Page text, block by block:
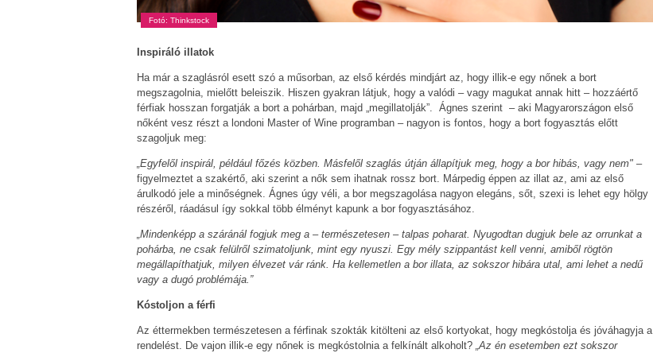
Fotó: Thinkstock
Inspiráló illatok
Ha már a szaglásról esett szó a műsorban, az első kérdés mindjárt az, hogy illik-e egy nőnek a bort
megszagolnia, mielőtt beleiszik. Hiszen gyakran látjuk, hogy a valódi – vagy magukat annak hitt – hozzáértő
férfiak hosszan forgatják a bort a pohárban, majd „megillatolják”. Ágnes szerint – aki Magyarországon első
nőként vesz részt a londoni Master of Wine programban – nagyon is fontos, hogy a bort fogyasztás előtt
szagoljuk meg:
„Egyfelől inspirál, például főzés közben. Másfelől szaglás útján állapítjuk meg, hogy a bor hibás, vagy nem" –
figyelmeztet a szakértő, aki szerint a nők sem ihatnak rossz bort. Márpedig éppen az illat az, ami az első
árulkodó jele a minőségnek. Ágnes úgy véli, a bor megszagolása nagyon elegáns, sőt, szexi is lehet egy hölgy
részéről, ráadásul így sokkal több élményt kapunk a bor fogyasztásához.
„Mindenképp a száránál fogjuk meg a – természetesen – talpas poharat. Nyugodtan dugjuk bele az orrunkat a
pohárba, ne csak felülről szimatoljunk, mint egy nyuszi. Egy mély szippantást kell venni, amiből rögtön
megállapíthatjuk, milyen élvezet vár ránk. Ha kellemetlen a bor illata, az sokszor hibára utal, ami lehet a nedű
vagy a dugó problémája.”
Kóstoljon a férfi
Az éttermekben természetesen a férfinak szokták kitölteni az első kortyokat, hogy megkóstolja és jóváhagyja a
rendelést. De vajon illik-e egy nőnek is megkóstolnia a felkínált alkoholt? „Az én esetemben ezt sokszor